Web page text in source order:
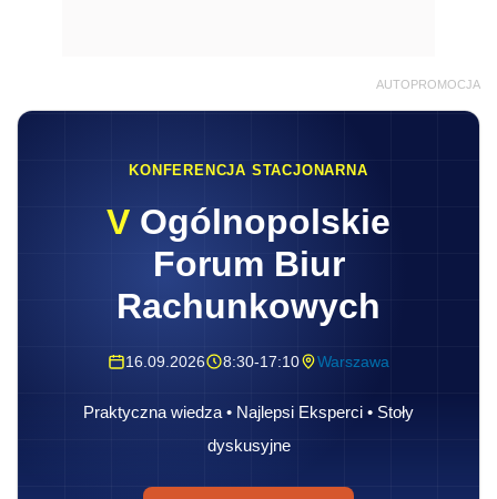
AUTOPROMOCJA
KONFERENCJA STACJONARNA
V Ogólnopolskie
Forum Biur
Rachunkowych
16.09.2026 8:30-17:10 Warszawa
Praktyczna wiedza • Najlepsi Eksperci • Stoły
dyskusyjne